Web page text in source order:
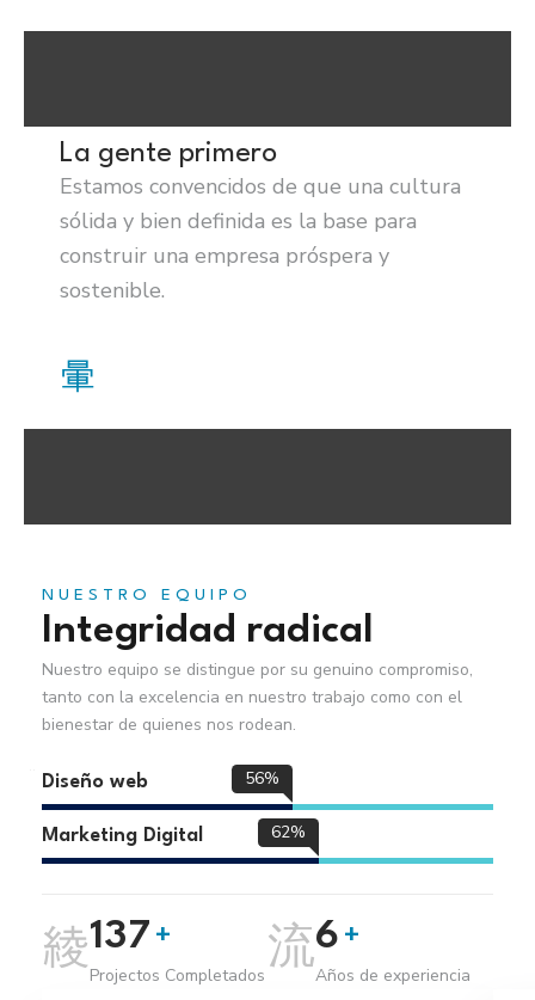
La gente primero
Estamos convencidos de que una cultura
sólida y bien definida es la base para
construir una empresa próspera y
sostenible.
NUESTRO EQUIPO
Integridad radical
Nuestro equipo se distingue por su genuino compromiso,
tanto con la excelencia en nuestro trabajo como con el
bienestar de quienes nos rodean.
Diseño web
Marketing Digital
211+
Projectos Completados
8 +
Años de experiencia